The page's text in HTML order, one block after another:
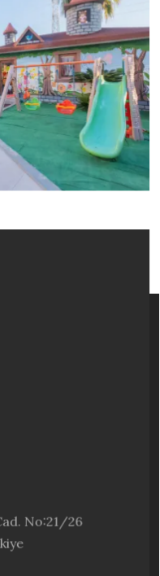
No:21/26